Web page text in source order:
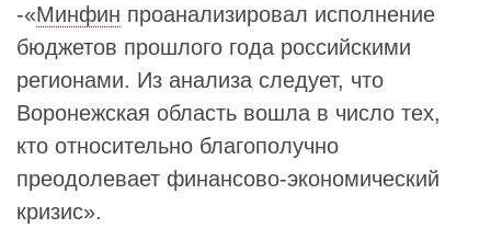
-«Минфин проанализировал исполнение
бюджетов прошлого года российскими
регионами. Из анализа следует, что
Воронежская область вошла в число тех,
кто относительно благополучно
преодолевает финансово-экономический
кризис».